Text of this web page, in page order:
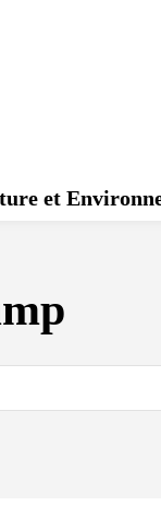
et